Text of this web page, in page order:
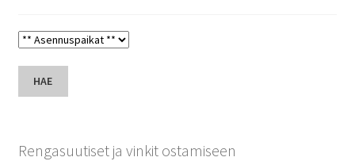
HAE
Rengasuutiset ja vinkit ostamiseen